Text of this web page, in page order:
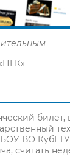
ВО
считать